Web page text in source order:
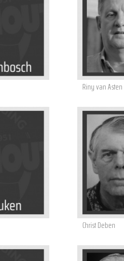
Riny van Asten
Christ Deben